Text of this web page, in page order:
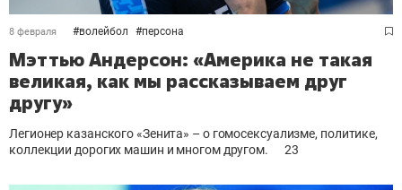
8 февраля #волейбол #персона
Мэттью Андерсон: «Америка не такая
великая, как мы рассказываем друг
другу»
Легионер казанского «Зенита» – о гомосексуализме, политике,
коллекции дорогих машин и многом другом.
23